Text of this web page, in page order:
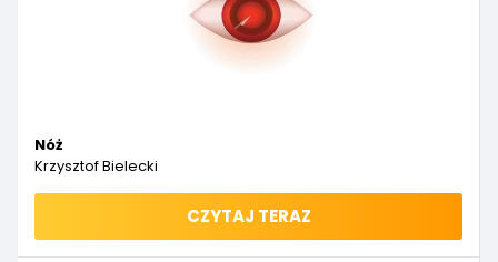
Nóż
Krzysztof Bielecki
CZYTAJ TERAZ